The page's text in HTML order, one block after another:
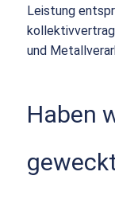
Leistung
und
Haben